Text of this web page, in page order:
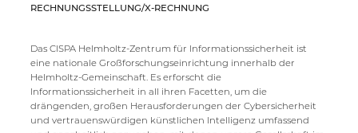
RECHNUNGSSTELLUNG/X-RECHNUNG
Das CISPA Helmholtz-Zentrum für Informationssicherheit ist
eine nationale Großforschungseinrichtung innerhalb der
Helmholtz-Gemeinschaft. Es erforscht die
Informationssicherheit in all ihren Facetten, um die
drängenden, großen Herausforderungen der Cybersicherheit
und vertrauenswürdigen künstlichen Intelligenz umfassend